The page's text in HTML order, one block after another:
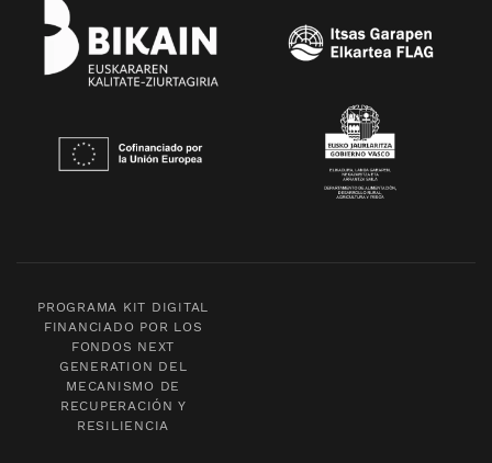
PROGRAMA KIT DIGITAL
FINANCIADO POR LOS
FONDOS NEXT
GENERATION DEL
MECANISMO DE
RECUPERACIÓN Y
RESILIENCIA